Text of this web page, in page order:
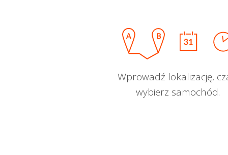
Wprowadź lokalizację,
wybierz samochód.